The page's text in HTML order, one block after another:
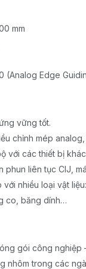
mm
(Analog Edge
vững tốt.
chỉnh mép
với các thiết bị
phun liên tục CIJ,
nhiều loại vật
co, băng dính…
gói công
nhôm trong các